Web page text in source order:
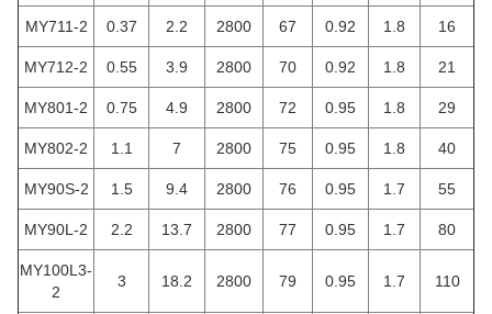
MY711-2 0.37 2.2 2800 67 0.92 1.8 16
MY712-2 0.55 3.9 2800 70 0.92 1.8 21
MY801-2 0.75 4.9 2800 72 0.95 1.8 29
MY802-2 1.1 7 2800 75 0.95 1.8 40
MY90S-2 1.5 9.4 2800 76 0.95 1.7 55
MY90L-2 2.2 13.7 2800 77 0.95 1.7 80
MY100L3-
2
3 18.2 2800 79 0.95 1.7 110